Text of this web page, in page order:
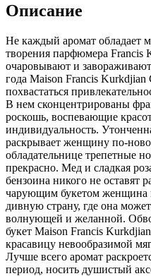
Описание
Не каждый аромат обладает
творения парфюмера Francis
очаровывают и
года Maison Francis
похвастаться
В нем сконцентрированы
роскошь, воспевающие
индивидуальность.
раскрывает женщину по-
обладательнице трепетные
прекрасно. Мед и сладкая
бензоина никого не оставят
чарующим букетом женщина
дивную страну, где она
волнующей и желанной.
букет Maison Francis
красавицу невообразимой
Лучше всего аромат
период, носить душистый